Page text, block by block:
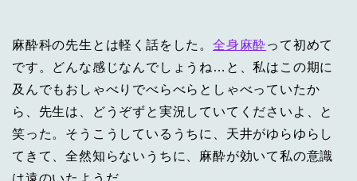
麻酔科の先生とは軽く話をした。 全身麻酔って初めて
です。どんな感じなんでしょうね…と、私はこの期に
及んでもおしゃべりでべらべらとしゃべっていたか
ら、先生は、どうぞずと実況していてくださいよ、と
笑った。そうこうしているうちに、天井がゆらゆらし
てきて、全然知らないうちに、麻酔が効いて私の意識
は遠のいたようだ…。